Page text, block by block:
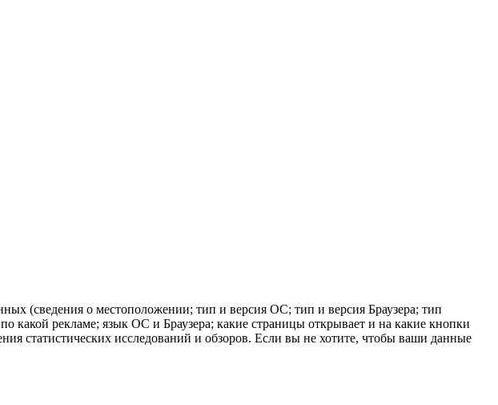
(сведения о местоположении; тип и версия ОС; тип и версия Браузера; тип
какой рекламе; язык ОС и Браузера; какие страницы открывает и на какие кнопки
статистических исследований и обзоров. Если вы не хотите, чтобы ваши данные